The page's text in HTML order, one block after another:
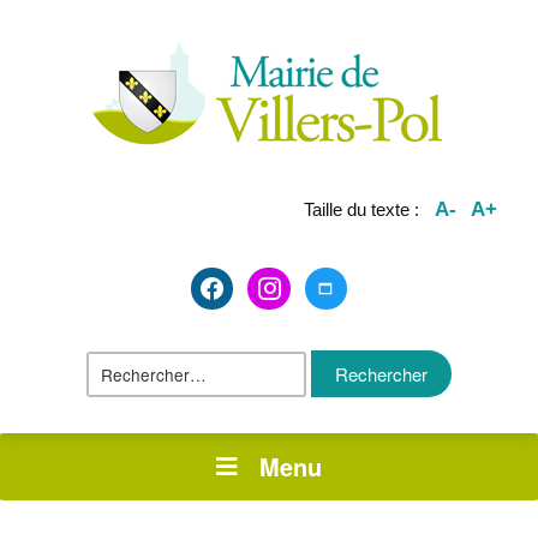
Taille du texte : A- A+
facebook2instagrammaximize
Rechercher :
Menu